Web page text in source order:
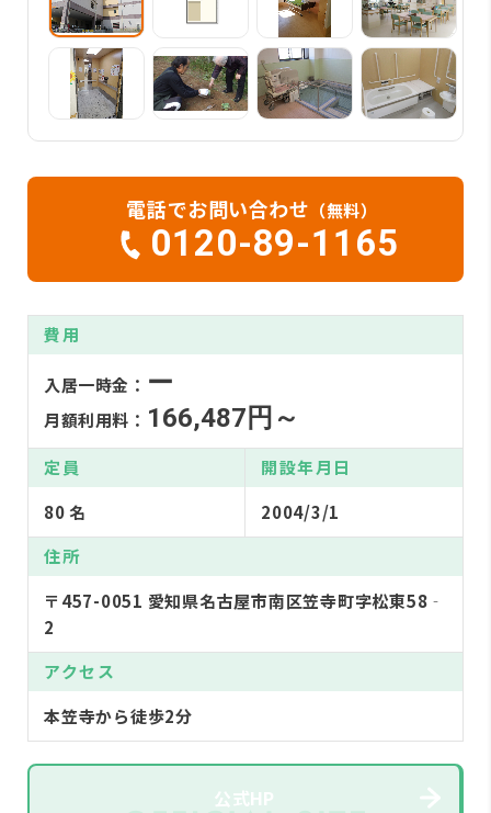
電話でお問い合わせ （無料）
0120-89-1165
費用
入居一時金： ー
月額利用料： 166,487円～
定員
80 名
開設年月日
2004/3/1
住所
〒457-0051 愛知県名古屋市南区笠寺町字松東58‐
2
アクセス
本笠寺から徒歩2分
公式HP